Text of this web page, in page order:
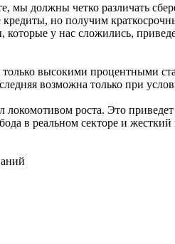
мы должны четко различать
но получим
у нас сложились,
высокими процентными
возможна только при
локомотивом роста. Это
в реальном секторе и